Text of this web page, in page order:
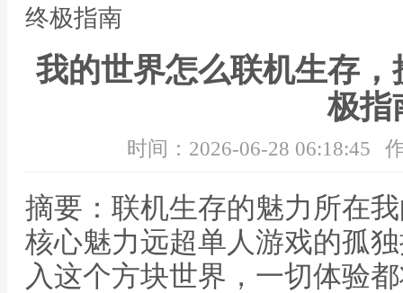
终极指南
我的世界怎么联机生存
极指
时间：2026-06-28 06:18:45
摘要：联机生存的魅力所在
核心魅力远超单人游戏的孤
入这个方块世界，一切体验